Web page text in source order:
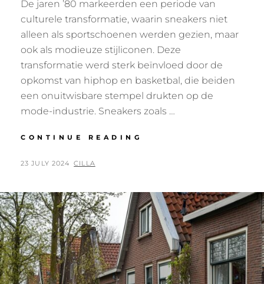
De jaren ’80 markeerden een periode van
culturele transformatie, waarin sneakers niet
alleen als sportschoenen werden gezien, maar
ook als modieuze stijliconen. Deze
transformatie werd sterk beïnvloed door de
opkomst van hiphop en basketbal, die beiden
een onuitwisbare stempel drukten op de
mode-industrie. Sneakers zoals …
CONTINUE READING
JAREN
’80
POSTED
23 JULY 2024 BY
CILLA